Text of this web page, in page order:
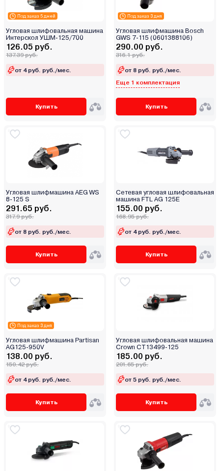
Под заказ 5 дней
Угловая шлифовальная машина
Интерскол УШМ-125/700
126.05 руб.
137.39 руб.
от 4 руб. руб./мес.
Купить
Под заказ 3 дня
Угловая шлифмашина Bosch
GWS 7-115 (0601388106)
290.00 руб.
316.1 руб.
от 8 руб. руб./мес.
Еще 1 комплектация
Купить
Угловая шлифмашина AEG WS
8-125 S
291.65 руб.
317.9 руб.
от 8 руб. руб./мес.
Купить
Сетевая угловая шлифовальная
машина FTL AG 125E
155.00 руб.
168.95 руб.
от 4 руб. руб./мес.
Купить
Под заказ 3 дня
Угловая шлифмашина Partisan
AG125-950V
138.00 руб.
150.42 руб.
от 4 руб. руб./мес.
Купить
Угловая шлифовальная машина
Crown CT13499-125
185.00 руб.
201.65 руб.
от 5 руб. руб./мес.
Купить